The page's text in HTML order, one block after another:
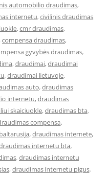
automobilio draudimas,
internetu,civilinis draudimas
,cmr draudimas,
,compensa draudimas,
gyvybės draudimas,
,draudimai,draudimai
,draudimai lietuvoje,
auto,draudimas
internetu,draudimas
skaiciuokle,draudimas bta,
compensa,
,draudimas internete,
internetu bta,
,draudimas internetu
,draudimas internetu pigus,